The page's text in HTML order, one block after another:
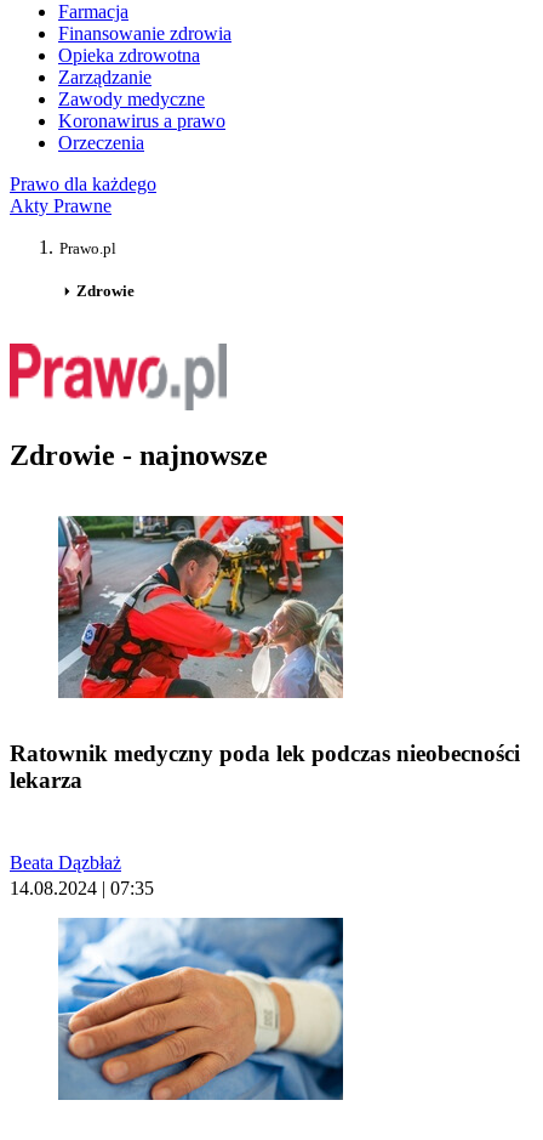
Farmacja
Finansowanie zdrowia
Opieka zdrowotna
Zarządzanie
Zawody medyczne
Koronawirus a prawo
Orzeczenia
Prawo dla każdego
Akty Prawne
Prawo.pl
Zdrowie
Zdrowie - najnowsze
Ratownik medyczny poda lek podczas nieobecności
lekarza
Beata Dązbłaż
14.08.2024 | 07:35